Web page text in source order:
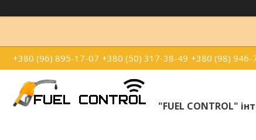
+380 (96) 895-17-07 +380 (50) 317-38-49 +380 (98) 946-
"FUEL CONTROL"